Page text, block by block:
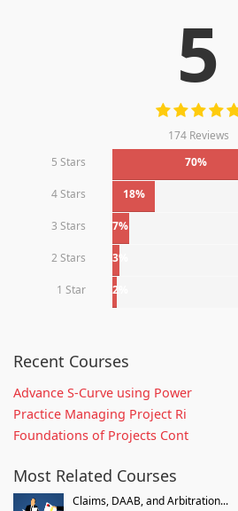
5
174 Reviews
5 Stars
70%
4 Stars 18%
3 Stars 7%
2 Stars 3%
1 Star 2%
Recent Courses
Advance S-Curve using Power
Practice Managing Project Ri
Foundations of Projects Cont
Most Related Courses
Claims, DAAB, and Arbitration...